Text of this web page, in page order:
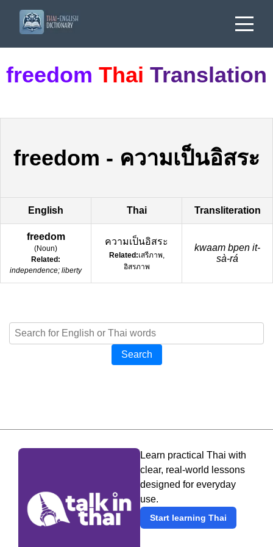
freedom Thai Translation
freedom - ความเป็นอิสระ
English Thai Transliteration
freedom
(Noun)
Related:
independence; liberty
ความเป็นอิสระ
Related:เสรีภาพ,
อิสรภาพ
kwaam bpen it-
sà-rá
Search
Learn practical Thai with
clear, real-world lessons
designed for everyday
use.
Start learning Thai